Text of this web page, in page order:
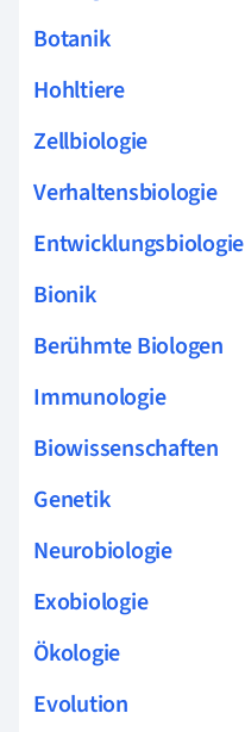
Botanik
Hohltiere
Zellbiologie
Verhaltensbiologie
Entwicklungsbiologie
Bionik
Berühmte Biologen
Immunologie
Biowissenschaften
Genetik
Neurobiologie
Exobiologie
Ökologie
Evolution